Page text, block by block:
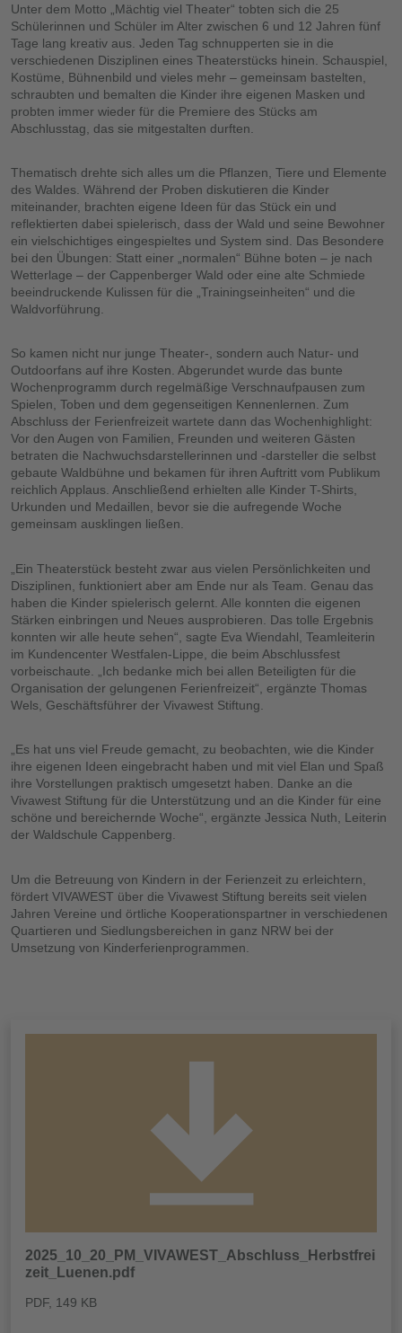
Unter dem Motto „Mächtig viel Theater“ tobten sich die 25
Schülerinnen und Schüler im Alter zwischen 6 und 12 Jahren fünf
Tage lang kreativ aus. Jeden Tag schnupperten sie in die
verschiedenen Disziplinen eines Theaterstücks hinein. Schauspiel,
Kostüme, Bühnenbild und vieles mehr – gemeinsam bastelten,
schraubten und bemalten die Kinder ihre eigenen Masken und
probten immer wieder für die Premiere des Stücks am
Abschlusstag, das sie mitgestalten durften.
Thematisch drehte sich alles um die Pflanzen, Tiere und Elemente
des Waldes. Während der Proben diskutieren die Kinder
miteinander, brachten eigene Ideen für das Stück ein und
reflektierten dabei spielerisch, dass der Wald und seine Bewohner
ein vielschichtiges eingespieltes und System sind. Das Besondere
bei den Übungen: Statt einer „normalen“ Bühne boten – je nach
Wetterlage – der Cappenberger Wald oder eine alte Schmiede
beeindruckende Kulissen für die „Trainingseinheiten“ und die
Waldvorführung.
So kamen nicht nur junge Theater-, sondern auch Natur- und
Outdoorfans auf ihre Kosten. Abgerundet wurde das bunte
Wochenprogramm durch regelmäßige Verschnaufpausen zum
Spielen, Toben und dem gegenseitigen Kennenlernen. Zum
Abschluss der Ferienfreizeit wartete dann das Wochenhighlight:
Vor den Augen von Familien, Freunden und weiteren Gästen
betraten die Nachwuchsdarstellerinnen und -darsteller die selbst
gebaute Waldbühne und bekamen für ihren Auftritt vom Publikum
reichlich Applaus. Anschließend erhielten alle Kinder T-Shirts,
Urkunden und Medaillen, bevor sie die aufregende Woche
gemeinsam ausklingen ließen.
„Ein Theaterstück besteht zwar aus vielen Persönlichkeiten und
Disziplinen, funktioniert aber am Ende nur als Team. Genau das
haben die Kinder spielerisch gelernt. Alle konnten die eigenen
Stärken einbringen und Neues ausprobieren. Das tolle Ergebnis
konnten wir alle heute sehen“, sagte Eva Wiendahl, Teamleiterin
im Kundencenter Westfalen-Lippe, die beim Abschlussfest
vorbeischaute. „Ich bedanke mich bei allen Beteiligten für die
Organisation der gelungenen Ferienfreizeit“, ergänzte Thomas
Wels, Geschäftsführer der Vivawest Stiftung.
„Es hat uns viel Freude gemacht, zu beobachten, wie die Kinder
ihre eigenen Ideen eingebracht haben und mit viel Elan und Spaß
ihre Vorstellungen praktisch umgesetzt haben. Danke an die
Vivawest Stiftung für die Unterstützung und an die Kinder für eine
schöne und bereichernde Woche“, ergänzte Jessica Nuth, Leiterin
der Waldschule Cappenberg.
Um die Betreuung von Kindern in der Ferienzeit zu erleichtern,
fördert VIVAWEST über die Vivawest Stiftung bereits seit vielen
Jahren Vereine und örtliche Kooperationspartner in verschiedenen
Quartieren und Siedlungsbereichen in ganz NRW bei der
Umsetzung von Kinderferienprogrammen.
2025_10_20_PM_VIVAWEST_Abschluss_Herbstfrei
zeit_Luenen.pdf
PDF, 149 KB